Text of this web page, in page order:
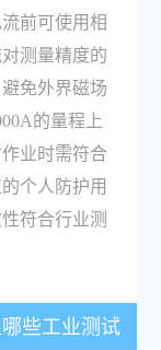
前可使用相
测量精度的
免外界磁场
的量程上
业时需符合
个人防护用
符合行业测
些工业测试